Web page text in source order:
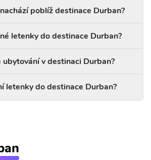
poblíž destinace Durban?
letenky do destinace Durban?
ubytování v destinaci Durban?
letenky do destinace Durban?